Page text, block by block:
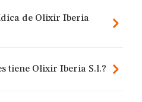
de Olixir Iberia
tiene Olixir Iberia S.l.?